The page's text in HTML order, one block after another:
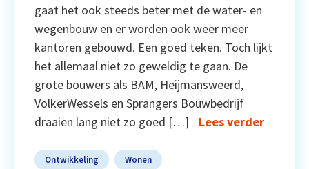
gaat het ook steeds beter met de water- en
wegenbouw en er worden ook weer meer
kantoren gebouwd. Een goed teken. Toch lijkt
het allemaal niet zo geweldig te gaan. De
grote bouwers als BAM, Heijmansweerd,
VolkerWessels en Sprangers Bouwbedrijf
draaien lang niet zo goed […]
Lees verder
Ontwikkeling Wonen